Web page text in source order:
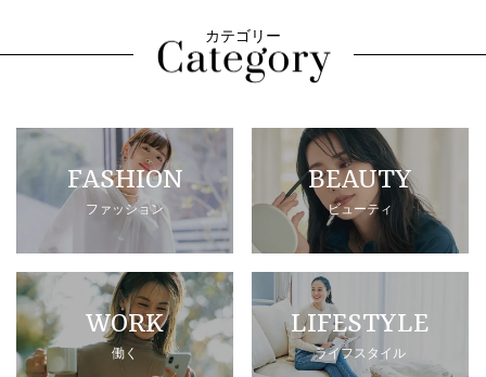
カテゴリー
FASHION
ファッション
BEAUTY
ビューティ
WORK
働く
LIFESTYLE
ライフスタイル